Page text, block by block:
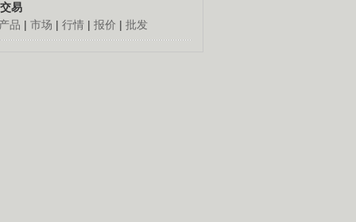
易
产品 | 市场 | 行情 | 报价 | 批发